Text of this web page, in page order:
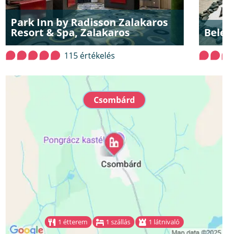
Park Inn by Radisson Zalakaros
Resort & Spa, Zalakaros
115 értékelés
Csombárd
1 étterem 1 szállás 1 látnivaló